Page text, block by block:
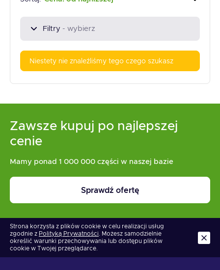
Filtry - wybierz
Niestety nie znaleźliśmy tego czego szukasz
Zawsze kupuj po najlepszej
cenie
Mamy ponad 1 000 000 części w naszej bazie
Sprawdź ofertę
Strona korzysta z plików cookie w celu realizacji usług
zgodnie z Polityką Prywatności. Możesz samodzielnie
określić warunki przechowywania lub dostępu plików
cookie w Twojej przeglądarce.